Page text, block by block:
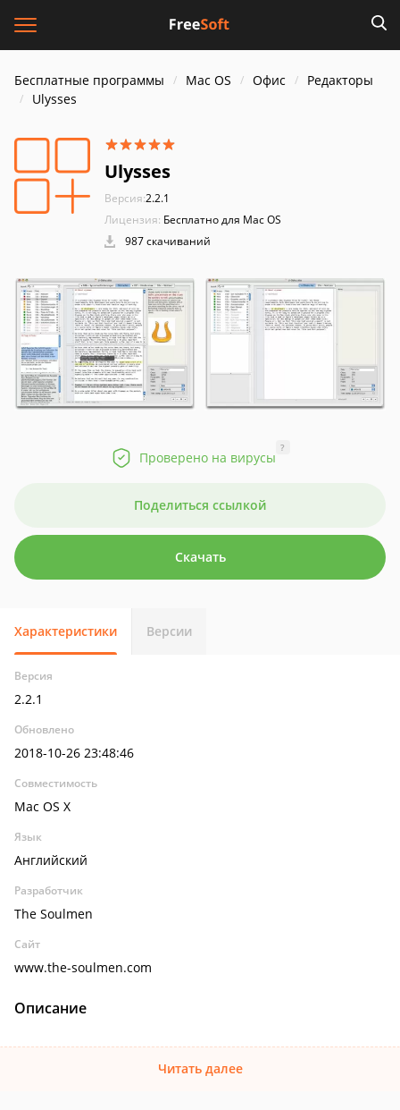
Бесплатные программы Mac OS Офис
Редакторы
Ulysses
Ulysses
Версия:2.2.1
Лицензия: Бесплатно для Mac OS
987 скачиваний
Проверено на вирусы
?
Поделиться ссылкой
Скачать
Характеристики Версии
Версия
2.2.1
Обновлено
2018-10-26 23:48:46
Совместимость
Mac OS X
Язык
Английский
Разработчик
The Soulmen
Сайт
www.the-soulmen.com
Описание
Читать далее